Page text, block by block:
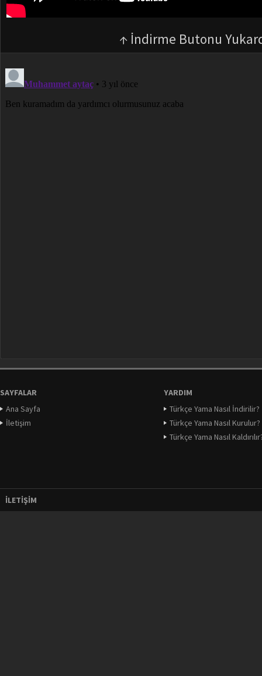
↑ İndirme Butonu
SAYFALAR
Ana Sayfa
İletişim
YARDIM
Türkçe Yama Nasıl İndirilir?
Türkçe Yama Nasıl Kurulur?
Türkçe Yama Nasıl
İLETIŞIM